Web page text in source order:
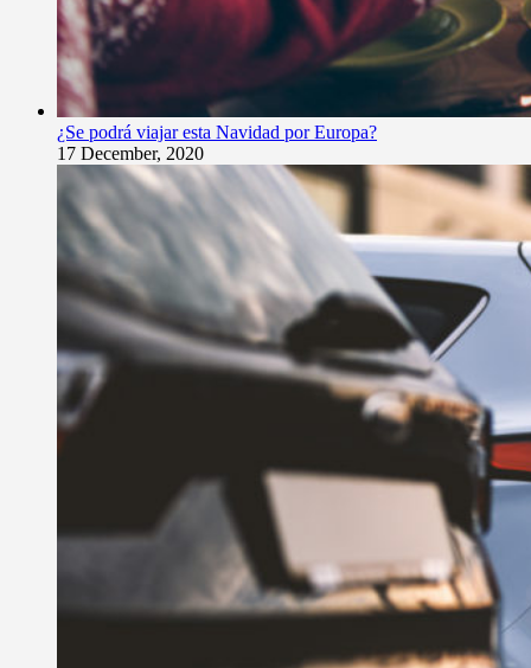
¿Se podrá viajar esta Navidad por Europa?
17 December, 2020